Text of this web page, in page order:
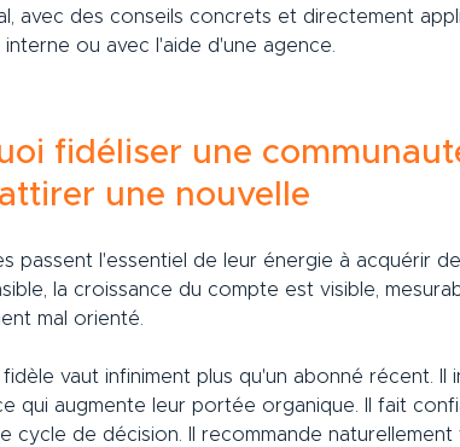
avec des conseils concrets et directement
ou avec l'aide d'une agence.
fidéliser une
une nouvelle
passent l'essentiel de leur énergie à acquérir
la croissance du compte est visible,
mal orienté.
vaut infiniment plus qu'un abonné récent. Il
qui augmente leur portée organique. Il fait
cycle de décision. Il recommande